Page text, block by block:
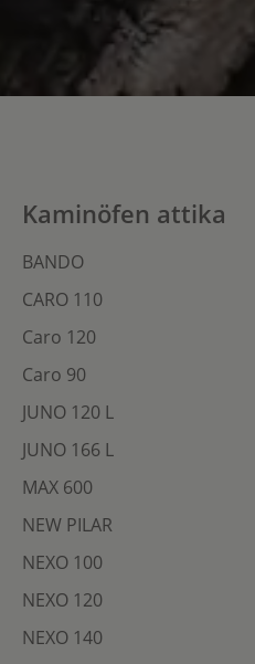
Kaminöfen attika
BANDO
CARO 110
Caro 120
Caro 90
JUNO 120 L
JUNO 166 L
MAX 600
NEW PILAR
NEXO 100
NEXO 120
NEXO 140